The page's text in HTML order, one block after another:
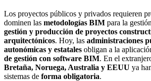
Los proyectos públicos y privados requieren
dominen las metodologías BIM para la gestión
gestión y producción de proyectos
arquitectónicos. Hoy, las administraciones
autonómicas y estatales obligan a la
de gestión con software BIM. En el
Bretaña, Noruega, Australia y EEUU ya
sistemas de forma obligatoria.